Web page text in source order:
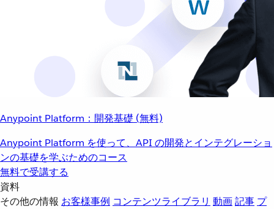
Anypoint Platform：開発基礎 (無料)
Anypoint Platform を使って、API の開発とインテグレーショ
ンの基礎を学ぶためのコース
無料で受講する
資料
その他の情報 お客様事例 コンテンツライブラリ 動画記事 プ